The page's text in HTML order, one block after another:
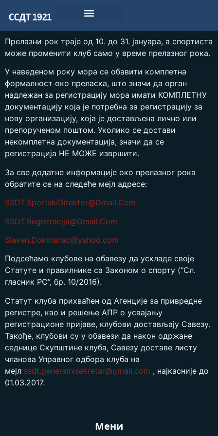
Прелазни рок траје од 10. до 31. јануара, а спортиста
може променити клуб само у време прелазног рока.
У наведеном року мора се обавити комплетна
формалност око преласка, што значи да орган
надлежан за регистрацију мора имати КОМПЛЕТНУ
документацију која је потребна за регистрацију за
нову организацију, која је достављена лично или
препорученом поштом. Уколико се достави
некомплетна документација, значи да се
регистрација НЕ МОЖЕ извршити.
За све додатне информације око прелазног рока
обратите се на следеће мејл адресе:
SSDT.SportskiDirektor@Gmail.Com
SSDT.Registracija@Gmail.Com
Slaven.Dokmanac@yahoo.com
Подсећамо клубове на обавезу да ускладе своје
Статуте и правилнике са Законом о спорту (“Сл.
гласник РС”, бр. 10/2016).
Статут клуба прихваћен од Агенције за привредне
регистре, као и решење АПР о усвајању
регистрационе пријаве, клубови достављају Савезу.
Такође, клубови су у обавези да након одржане
седнице Скупштине клуба, Савезу доставе листу
чланова Управног одбора клуба на
мејл ssdt.generalnisekretar@gmail.com , најкасније до
01.03.2017.
Мени